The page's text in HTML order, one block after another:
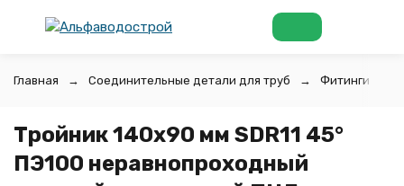
Главная Соединительные детали для труб Фитинги для
Тройник 140х90 мм SDR11 45°
ПЭ100 неравнопроходный